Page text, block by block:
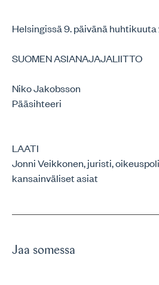
Helsingissä 9. päivänä
SUOMEN ASIANAJAJALIITTO
Niko Jakobsson
Pääsihteeri
LAATI
Jonni Veikkonen, juristi,
kansainväliset asiat
Jaa somessa